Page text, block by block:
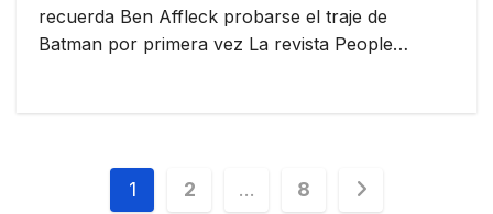
recuerda Ben Affleck probarse el traje de
Batman por primera vez La revista People…
Paginación
1 2 … 8